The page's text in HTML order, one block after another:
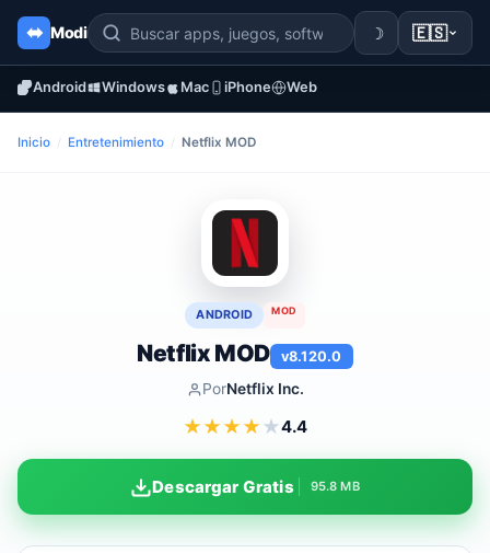
Modi ☽ 🇪🇸
Android Windows Mac iPhone Web
Inicio / Entretenimiento / Netflix MOD
ANDROID MOD
Netflix MOD v8.120.0
PorNetflix Inc.
★★★★★4.4
Descargar Gratis 95.8 MB